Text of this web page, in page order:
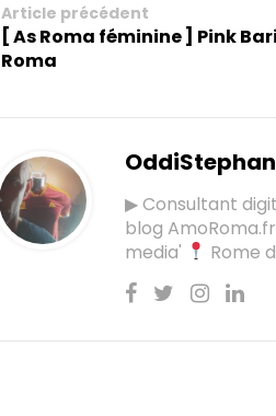
Article précédent
[ As Roma féminine ] Pink
Roma
▶ Consultant
blog
media'
Rome